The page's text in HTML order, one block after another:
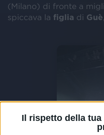
Il rispetto della
(Milano) di fronte a
spiccava la figlia di Guè